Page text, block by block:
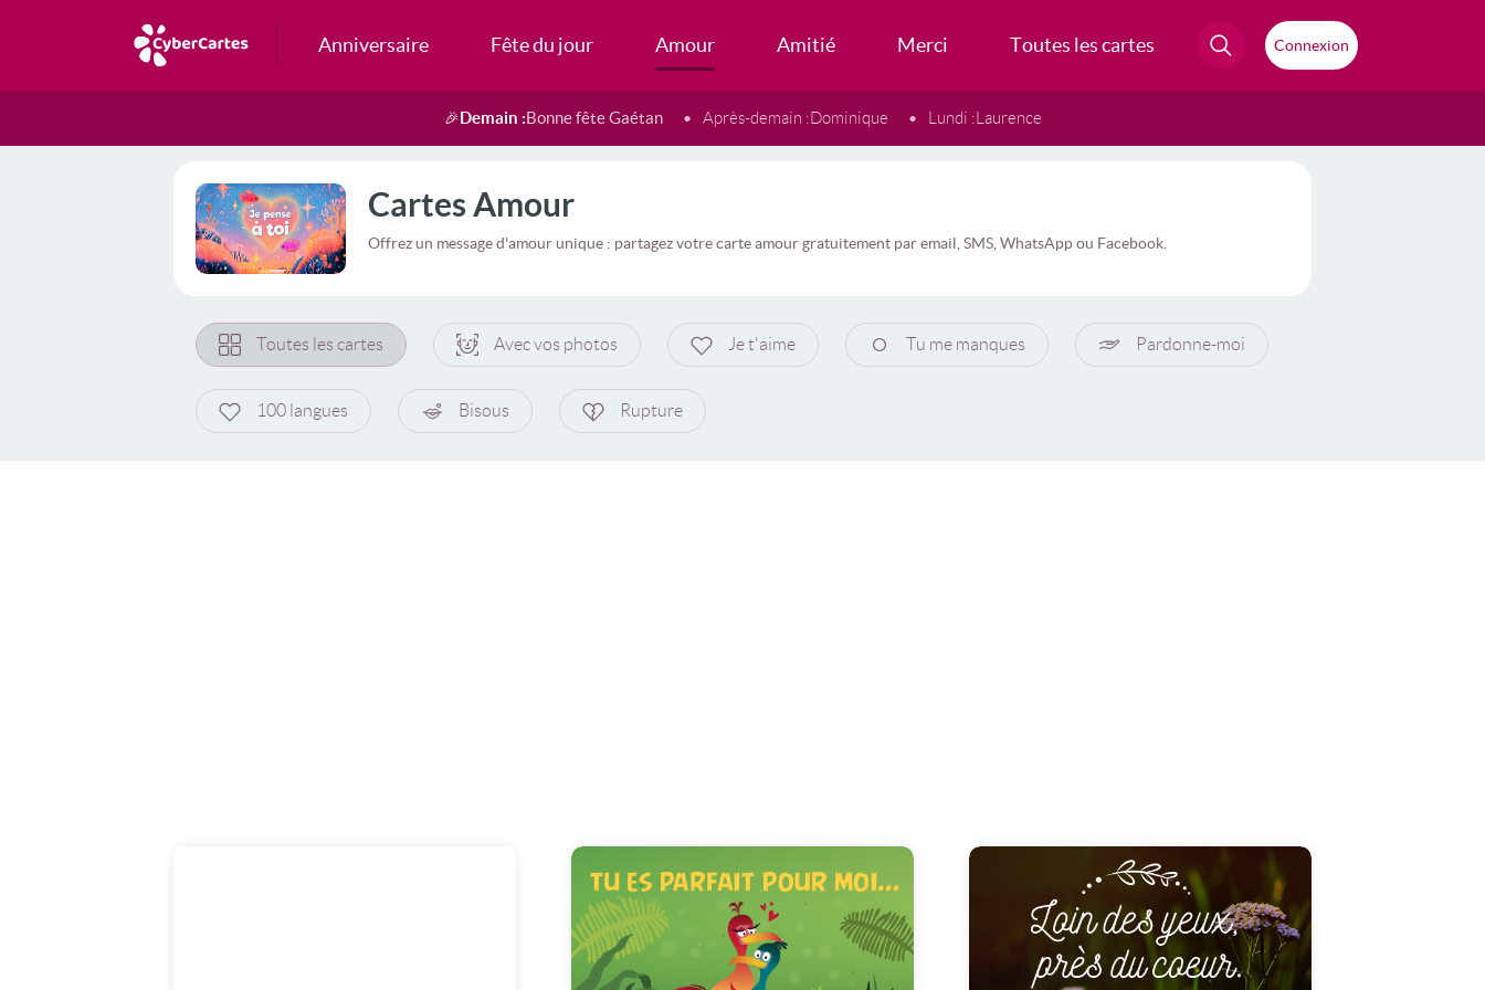
Anniversaire Fête du jour Amour Amitié Merci Toutes les cartes Connexion
🎉Demain :Bonne fête Gaétan Après-demain :Dominique Lundi :Laurence
Cartes Amour
Offrez un message d'amour unique : partagez votre carte amour gratuitement par email, SMS, WhatsApp ou Facebook.
Toutes les cartes Avec vos photos Je t'aime Tu me manques Pardonne-moi
100 langues Bisous Rupture